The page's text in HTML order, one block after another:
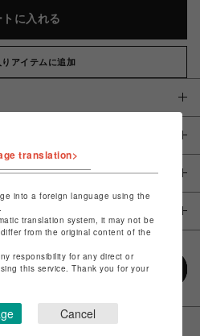
トに入れる
りアイテムに追加
translation>
into a foreign language using the
translation system, it may not be
from the original content of the
responsibility for any direct or
this service. Thank you for your
Cancel